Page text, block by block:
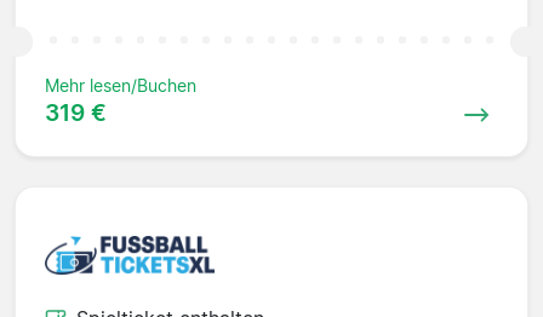
Mehr lesen/Buchen
319 €